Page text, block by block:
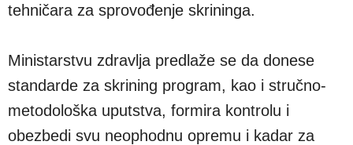
tehničara za sprovođenje skrininga.
Ministarstvu zdravlja predlaže se da donese
standarde za skrining program, kao i stručno-
metodološka uputstva, formira kontrolu i
obezbedi svu neophodnu opremu i kadar za